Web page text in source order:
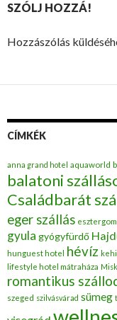
SZÓLJ HOZZÁ!
Hozzászólás
CÍMKÉK
anna grand hotel aquaworld
balatoni
Családbarát
eger szállás esztergom
gyula gyógyfürdő
hunguest hotel
hévíz
lifestyle hotel mátraháza
romantikus
szeged szilvásvárad sümeg